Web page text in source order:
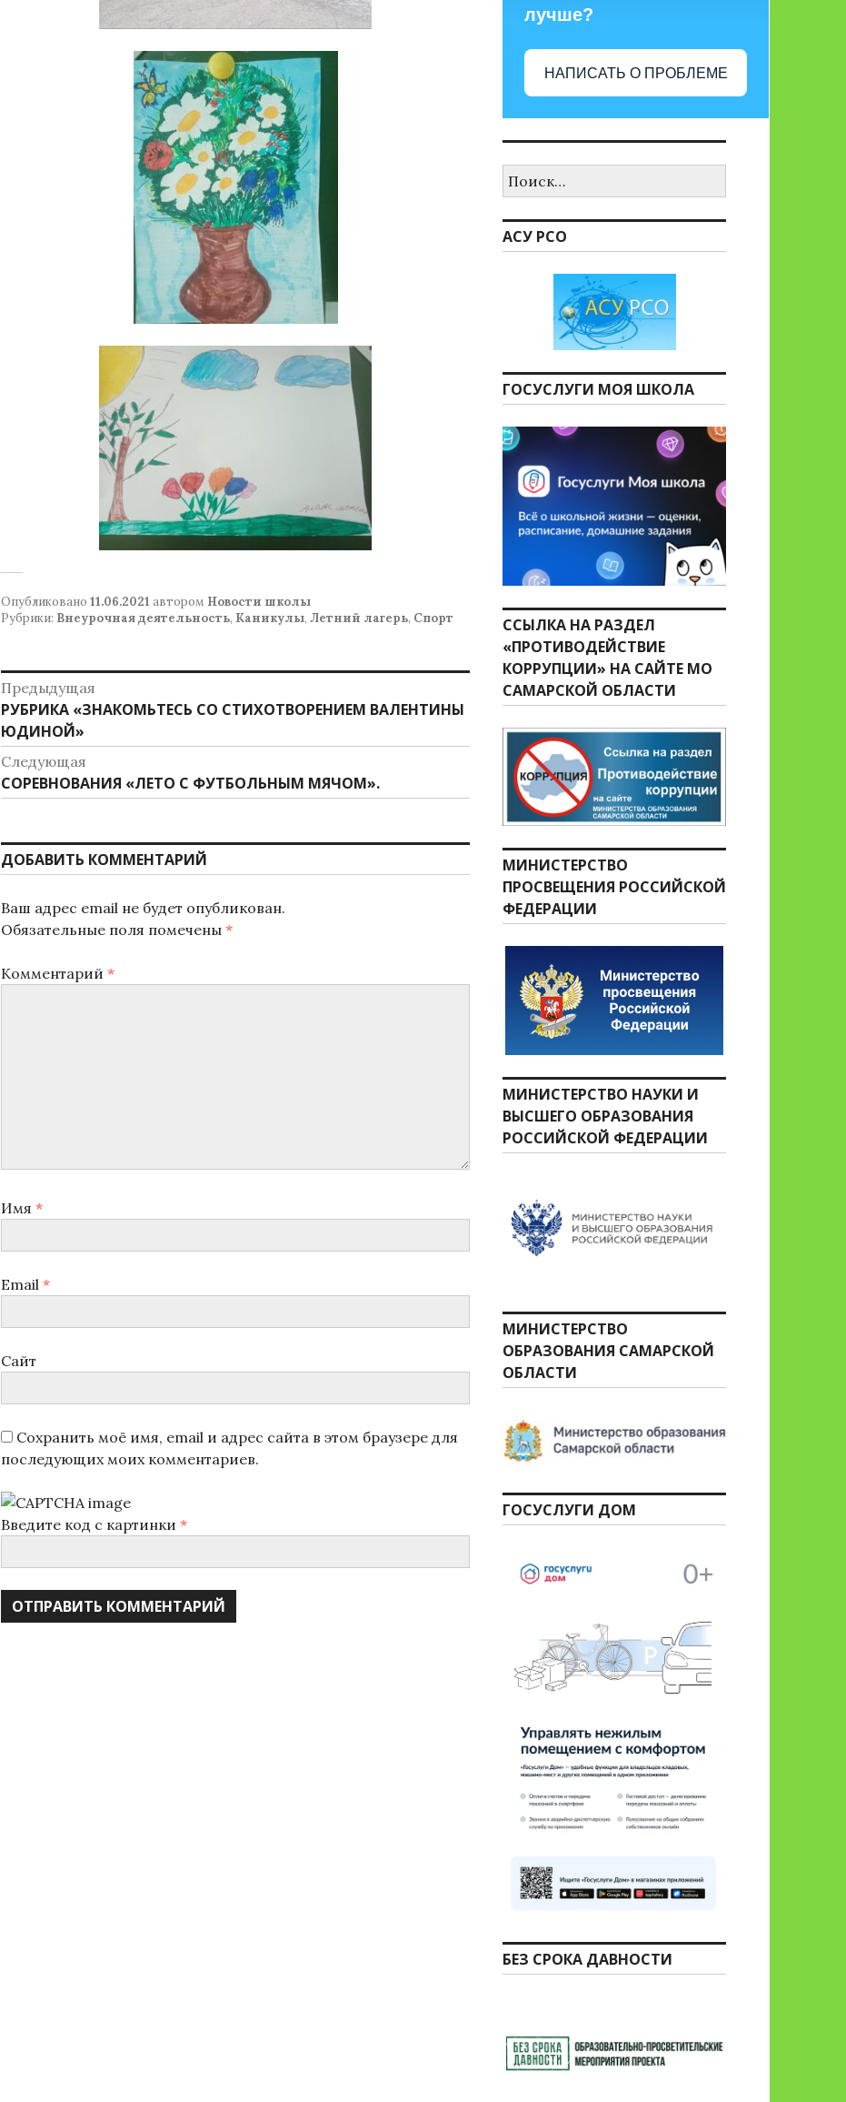
Опубликовано 11.06.2021 автором Новости школы
Рубрики: Внеурочная деятельность, Каникулы, Летний лагерь, Спорт
Навигация
по
записям
Предыдущая
Предыдущая
запись:
РУБРИКА «ЗНАКОМЬТЕСЬ СО СТИХОТВОРЕНИЕМ ВАЛЕНТИНЫ
ЮДИНОЙ»
Следующая
Следующая
запись:
СОРЕВНОВАНИЯ «ЛЕТО С ФУТБОЛЬНЫМ МЯЧОМ».
ДОБАВИТЬ КОММЕНТАРИЙ
Ваш адрес email не будет опубликован.
Обязательные поля помечены *
Комментарий *
Имя *
Email *
Сайт
Сохранить моё имя, email и адрес сайта в этом браузере для
последующих моих комментариев.
Введите код с картинки *
лучше?
НАПИСАТЬ О ПРОБЛЕМЕ
АСУ РСО
ГОСУСЛУГИ МОЯ ШКОЛА
ССЫЛКА НА РАЗДЕЛ
«ПРОТИВОДЕЙСТВИЕ
КОРРУПЦИИ» НА САЙТЕ МО
САМАРСКОЙ ОБЛАСТИ
МИНИСТЕРСТВО
ПРОСВЕЩЕНИЯ РОССИЙСКОЙ
ФЕДЕРАЦИИ
МИНИСТЕРСТВО НАУКИ И
ВЫСШЕГО ОБРАЗОВАНИЯ
РОССИЙСКОЙ ФЕДЕРАЦИИ
МИНИСТЕРСТВО
ОБРАЗОВАНИЯ САМАРСКОЙ
ОБЛАСТИ
ГОСУСЛУГИ ДОМ
БЕЗ СРОКА ДАВНОСТИ